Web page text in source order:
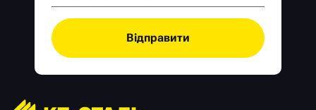
Відправити